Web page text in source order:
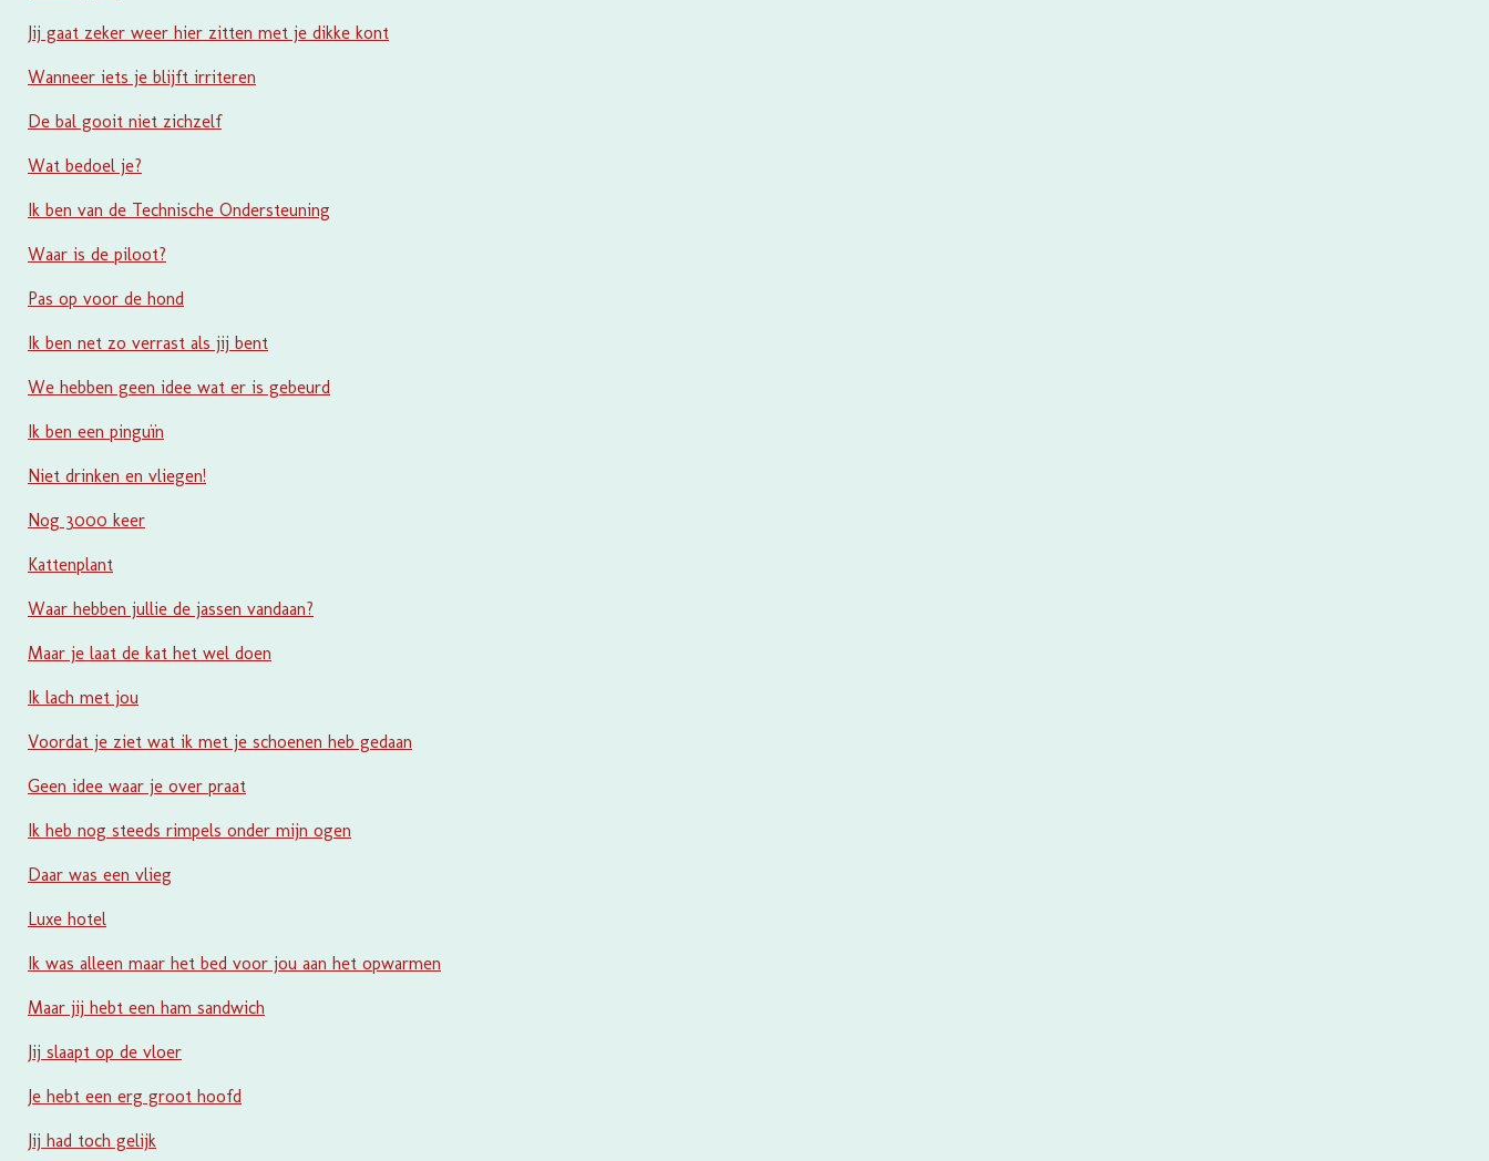
Jij gaat zeker weer hier zitten met je dikke kont
Wanneer iets je blijft irriteren
De bal gooit niet zichzelf
Wat bedoel je?
Ik ben van de Technische Ondersteuning
Waar is de piloot?
Pas op voor de hond
Ik ben net zo verrast als jij bent
We hebben geen idee wat er is gebeurd
Ik ben een pinguïn
Niet drinken en vliegen!
Nog 3000 keer
Kattenplant
Waar hebben jullie de jassen vandaan?
Maar je laat de kat het wel doen
Ik lach met jou
Voordat je ziet wat ik met je schoenen heb gedaan
Geen idee waar je over praat
Ik heb nog steeds rimpels onder mijn ogen
Daar was een vlieg
Luxe hotel
Ik was alleen maar het bed voor jou aan het opwarmen
Maar jij hebt een ham sandwich
Jij slaapt op de vloer
Je hebt een erg groot hoofd
Jij had toch gelijk